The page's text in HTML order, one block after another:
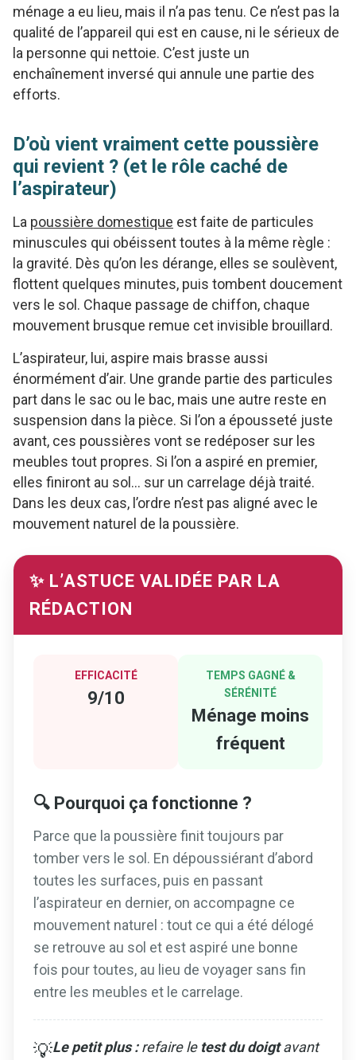
ménage a eu lieu, mais il n’a pas tenu. Ce n’est pas la
qualité de l’appareil qui est en cause, ni le sérieux de
la personne qui nettoie. C’est juste un
enchaînement inversé qui annule une partie des
efforts.
D’où vient vraiment cette poussière
qui revient ? (et le rôle caché de
l’aspirateur)
La poussière domestique est faite de particules
minuscules qui obéissent toutes à la même règle :
la gravité. Dès qu’on les dérange, elles se soulèvent,
flottent quelques minutes, puis tombent doucement
vers le sol. Chaque passage de chiffon, chaque
mouvement brusque remue cet invisible brouillard.
L’aspirateur, lui, aspire mais brasse aussi
énormément d’air. Une grande partie des particules
part dans le sac ou le bac, mais une autre reste en
suspension dans la pièce. Si l’on a épousseté juste
avant, ces poussières vont se redéposer sur les
meubles tout propres. Si l’on a aspiré en premier,
elles finiront au sol… sur un carrelage déjà traité.
Dans les deux cas, l’ordre n’est pas aligné avec le
mouvement naturel de la poussière.
✨ L’ASTUCE VALIDÉE PAR LA
RÉDACTION
EFFICACITÉ
9/10
TEMPS GAGNÉ &
SÉRÉNITÉ
Ménage moins
fréquent
🔍 Pourquoi ça fonctionne ?
Parce que la poussière finit toujours par
tomber vers le sol. En dépoussiérant d’abord
toutes les surfaces, puis en passant
l’aspirateur en dernier, on accompagne ce
mouvement naturel : tout ce qui a été délogé
se retrouve au sol et est aspiré une bonne
fois pour toutes, au lieu de voyager sans fin
entre les meubles et le carrelage.
💡Le petit plus :refaire le test du doigtavant